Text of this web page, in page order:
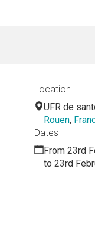
Location
UFR de
Rouen,
Dates
From 23rd
to 23rd